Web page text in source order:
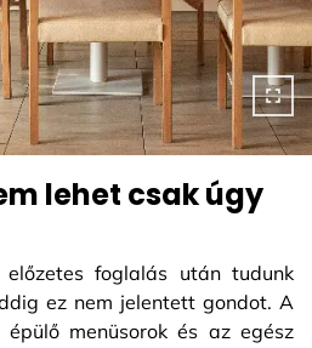
lehet csak úgy
foglalás után tudunk
ez nem jelentett gondot. A
menüsorok és az egész